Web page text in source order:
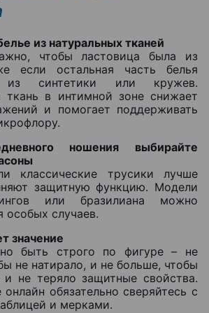
из натуральных тканей
чтобы ластовица была из
если остальная часть белья
из синтетики или кружев.
ткань в интимной зоне снижает
и помогает поддерживать
ношения выбирайте
классические трусики лучше
защитную функцию. Модели
или бразилиана можно
особых случаев.
значение
быть строго по фигуре – не
не натирало, и не больше, чтобы
и не теряло защитные свойства.
обязательно сверяйтесь с
и мерками.